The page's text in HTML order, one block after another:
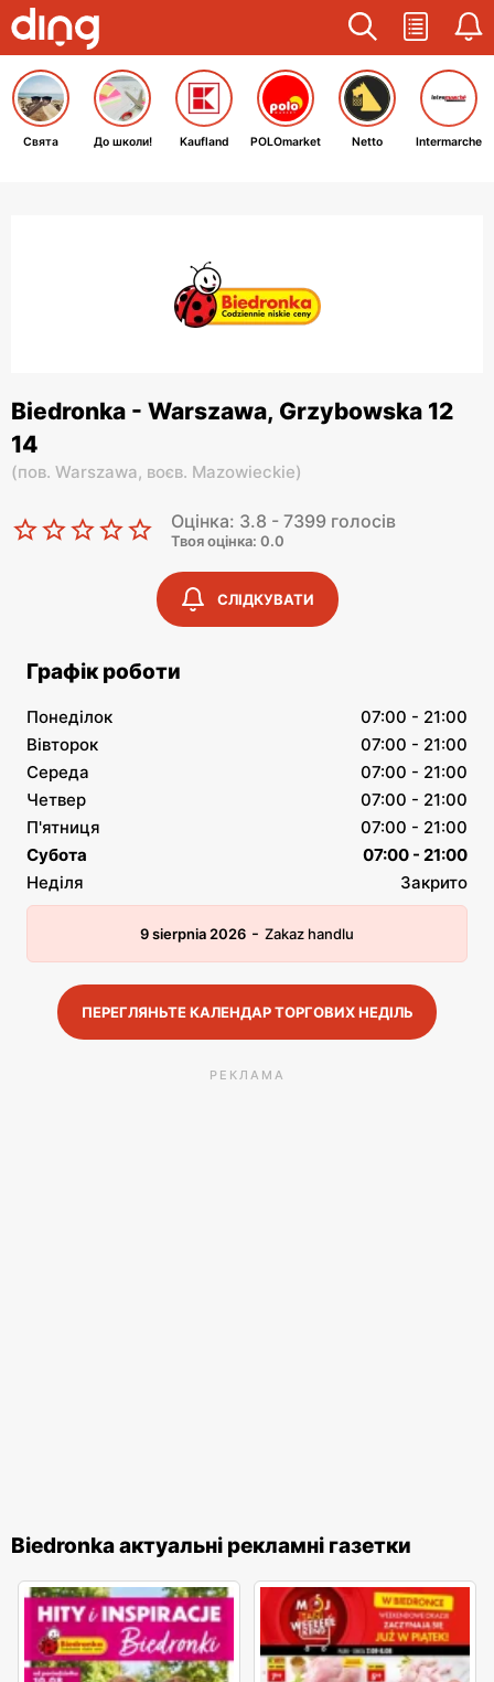
Свята До школи! Kaufland POLOmarket Netto Intermarche
Biedronka - Warszawa, Grzybowska 12
14
(пов. Warszawa, воєв. Mazowieckie)
Оцінка: 3.8 - 7399 голосів
Твоя оцінка: 0.0
СЛІДКУВАТИ
Графік роботи
Понеділок
07:00 - 21:00
Вівторок
07:00 - 21:00
Середа
07:00 - 21:00
Четвер
07:00 - 21:00
П'ятниця
07:00 - 21:00
Субота
07:00 - 21:00
Неділя
Закрито
9 sierpnia 2026 - Zakaz handlu
ПЕРЕГЛЯНЬТЕ КАЛЕНДАР ТОРГОВИХ НЕДІЛЬ
РЕКЛАМА
Biedronka актуальні рекламні газетки